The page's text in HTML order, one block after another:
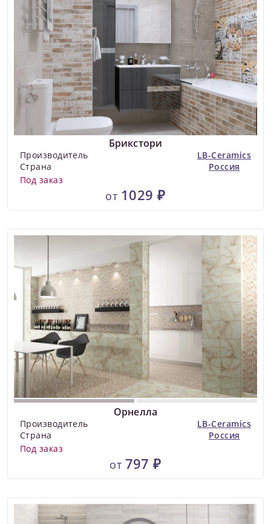
Брикстори
Производитель
LB-Ceramics
Страна
Россия
Под заказ
от 1029 ₽
Орнелла
Производитель
LB-Ceramics
Страна
Россия
Под заказ
от 797 ₽